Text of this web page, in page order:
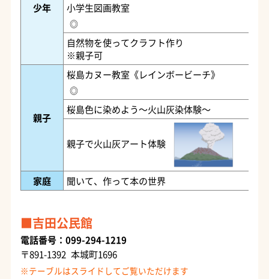
少年 小学生図画教室
◎
自然物を使ってクラフト作り
※親子可
親子
桜島カヌー教室《レインボービーチ》
◎
桜島色に染めよう～火山灰染体験～
親子で火山灰アート体験
家庭 聞いて、作って本の世界
吉田公民館
電話番号：099-294-1219
〒891-1392 本城町1696